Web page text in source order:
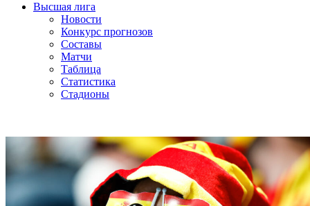
Высшая лига
Новости
Конкурс прогнозов
Составы
Матчи
Таблица
Статистика
Стадионы